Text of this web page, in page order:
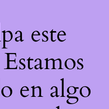
este
en algo